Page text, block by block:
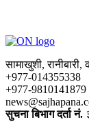
सामाखुशी, रानीबारी,
+977-014355338
+977-9810141879
सुचना बिभाग दर्ता नं.